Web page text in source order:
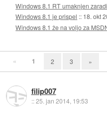
Windows 8.1 RT umaknjen
Windows 8.1 je prispel :: 18. okt
Windows 8.1 že na voljo za
« 1 2 3 »
filip007
::25. jan 2014, 19:53